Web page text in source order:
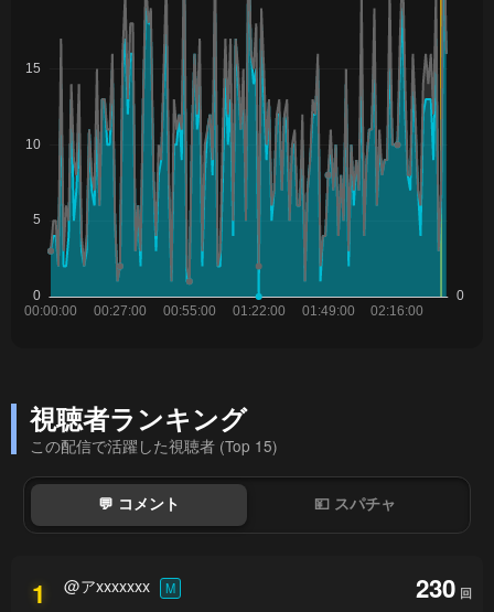
視聴者ランキング
この配信で活躍した視聴者 (Top 15)
💬 コメント 💴 スパチャ
1 @アxxxxxxx M 230 回